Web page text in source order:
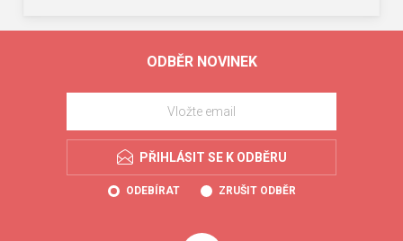
ODBĚR NOVINEK
PŘIHLÁSIT SE K ODBĚRU
ODEBÍRAT ZRUŠIT ODBĚR